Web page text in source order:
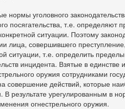
нормы уголовного
посягательства, т.е.
ситуации. Поэтому
лица, совершившего
ситуации, т.е. определить
инцидента. Взятые в
оружия сотрудниками
совершение действий, которые
В результате урегулированным в
огнестрельного оружия.